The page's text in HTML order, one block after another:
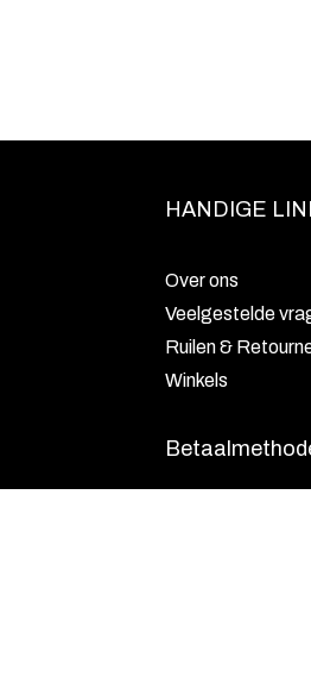
HANDIGE
Over ons
Veelgestelde
Ruilen &
Winkels